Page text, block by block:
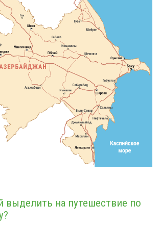
выделить на путешествие по